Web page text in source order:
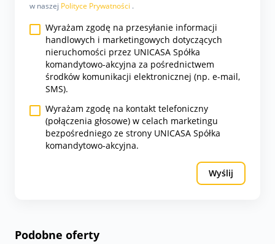
w naszej Polityce Prywatności .
Wyrażam zgodę na przesyłanie informacji
handlowych i marketingowych dotyczących
nieruchomości przez UNICASA Spółka
komandytowo-akcyjna za pośrednictwem
środków komunikacji elektronicznej (np. e-mail,
SMS).
Wyrażam zgodę na kontakt telefoniczny
(połączenia głosowe) w celach marketingu
bezpośredniego ze strony UNICASA Spółka
komandytowo-akcyjna.
Wyślij
Podobne oferty